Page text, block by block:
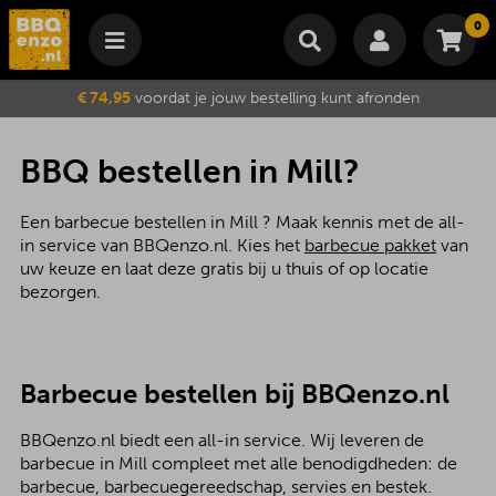
0
Winkelmand
Je winkelwagen is momenteel leeg.
Subtotaal €
Wijzig winkelmand Bestellen
€ 74,95voordat je jouw bestelling kunt afronden
BBQ bestellen in Mill?
Een barbecue bestellen in Mill ? Maak kennis met de all-
in service van BBQenzo.nl. Kies het barbecue pakketvan
uw keuze en laat deze gratis bij u thuis of op locatie
bezorgen.
Barbecue bestellen bij BBQenzo.nl
BBQenzo.nl biedt een all-in service. Wij leveren de
barbecue in Mill compleet met alle benodigdheden: de
barbecue, barbecuegereedschap, servies en bestek.